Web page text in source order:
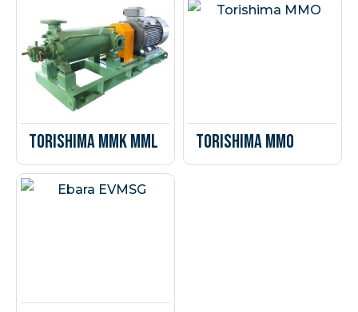
Torishima MMK MML Torishima MMO